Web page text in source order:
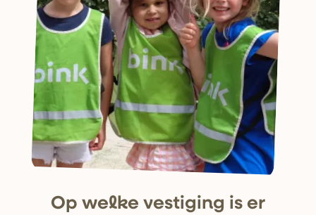
Op welke vestiging is er